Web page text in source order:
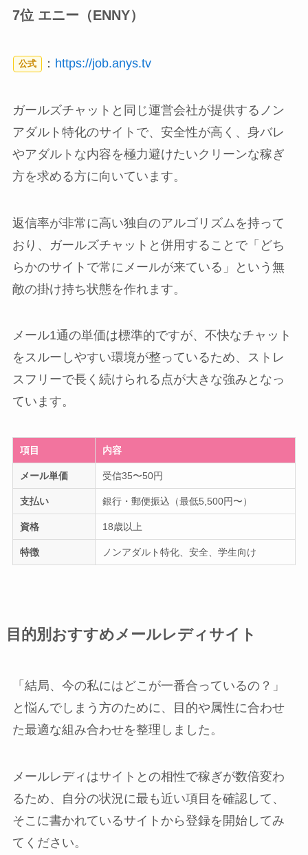
7位 エニー（ENNY）
公式 ： https://job.anys.tv
ガールズチャットと同じ運営会社が提供するノン
アダルト特化のサイトで、安全性が高く、身バレ
やアダルトな内容を極力避けたいクリーンな稼ぎ
方を求める方に向いています。
返信率が非常に高い独自のアルゴリズムを持って
おり、ガールズチャットと併用することで「どち
らかのサイトで常にメールが来ている」という無
敵の掛け持ち状態を作れます。
メール1通の単価は標準的ですが、不快なチャット
をスルーしやすい環境が整っているため、ストレ
スフリーで長く続けられる点が大きな強みとなっ
ています。
項目 内容
メール単価 受信35〜50円
支払い 銀行・郵便振込（最低5,500円〜）
資格 18歳以上
特徴 ノンアダルト特化、安全、学生向け
目的別おすすめメールレディサイト
「結局、今の私にはどこが一番合っているの？」
と悩んでしまう方のために、目的や属性に合わせ
た最適な組み合わせを整理しました。
メールレディはサイトとの相性で稼ぎが数倍変わ
るため、自分の状況に最も近い項目を確認して、
そこに書かれているサイトから登録を開始してみ
てください。